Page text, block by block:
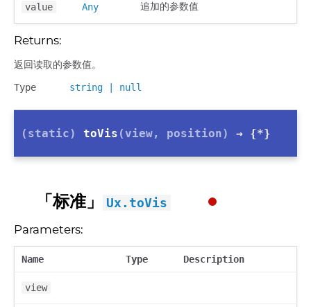
value Any 追加的参数值
Returns:
返回读取的参数值。
Type string null
(static) toVis (view, position) → {*}
「标准」 Ux.toVis
Parameters:
Name Type Description
view